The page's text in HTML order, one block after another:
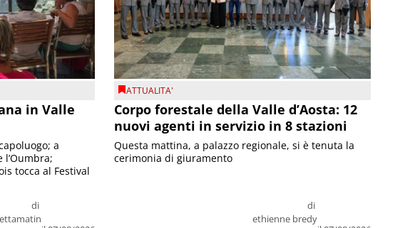
in Valle
di
a
l’Oumbra;
tocca al Festival
ATTUALITA'
Corpo forestale della Valle d’Aosta: 12
nuovi agenti in servizio in 8 stazioni
di
ethienne bredy
Questa mattina, a palazzo regionale, si è tenuta la
cerimonia di giuramento